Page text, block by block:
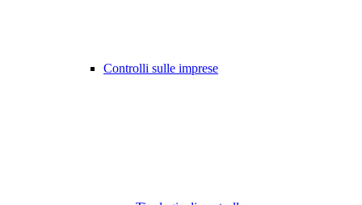
Controlli sulle imprese